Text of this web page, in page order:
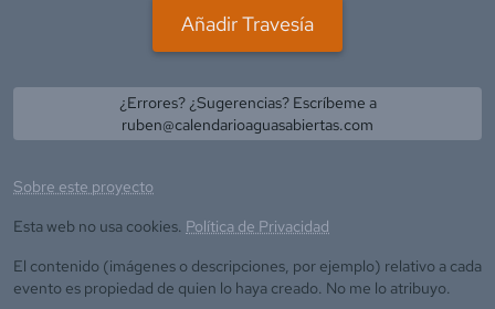
Añadir Travesía
¿Errores? ¿Sugerencias? Escríbeme a
ruben@calendarioaguasabiertas.com
Sobre este proyecto
Esta web no usa cookies. Política de Privacidad
El contenido (imágenes o descripciones, por ejemplo) relativo a cada
evento es propiedad de quien lo haya creado. No me lo atribuyo.